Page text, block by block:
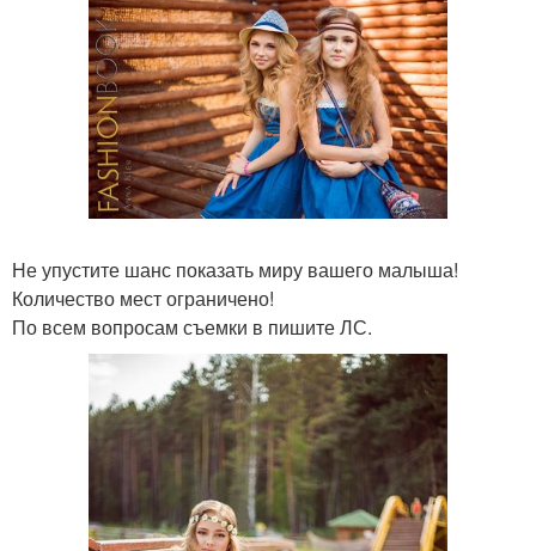
Не упустите шанс показать миру вашего малыша!
Количество мест ограничено!
По всем вопросам съемки в пишите ЛС.